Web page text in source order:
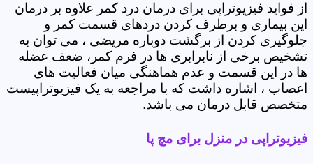
از فواید فیزیوتراپی برای درمان درد کمر علاوه بر درمان
این بیماری و برطرف کردن دردهای قسمت کمر و
جلوگیری کردن از برگشت دوباره مریضی ، می توان به
تشخیص برخی از نابرابری ها در فرم کمر، ضعف عضله
ها در این قسمت و عدم هماهنگی میان فعالیت های
اعصاب ، اشاره داشت که با مراجعه به یک فیزیوتراپیست
متخصص قابل درمان می باشد.
فیزیوتراپی در منزل برای مچ پا